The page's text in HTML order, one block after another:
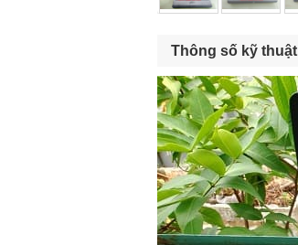
Thông số kỹ thuật